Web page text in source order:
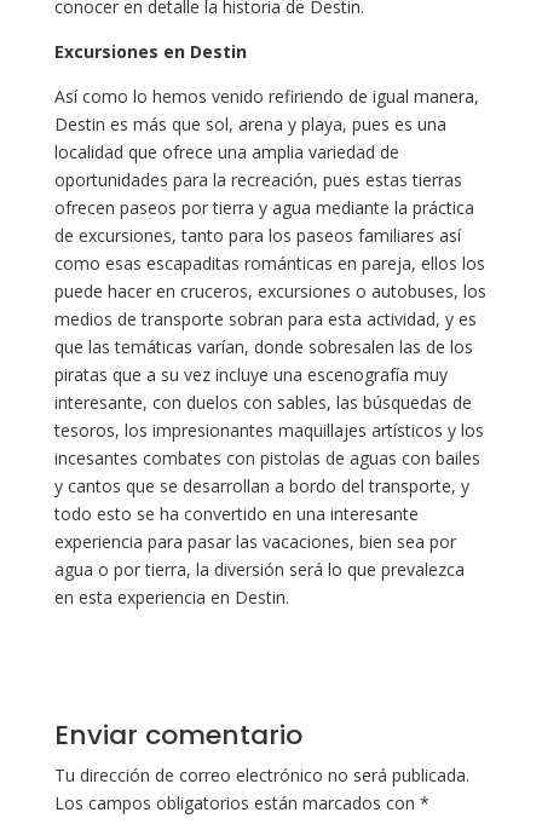
conocer en detalle la historia de Destin.
Excursiones en Destin
Así como lo hemos venido refiriendo de igual manera,
Destin es más que sol, arena y playa, pues es una
localidad que ofrece una amplia variedad de
oportunidades para la recreación, pues estas tierras
ofrecen paseos por tierra y agua mediante la práctica
de excursiones, tanto para los paseos familiares así
como esas escapaditas románticas en pareja, ellos los
puede hacer en cruceros, excursiones o autobuses, los
medios de transporte sobran para esta actividad, y es
que las temáticas varían, donde sobresalen las de los
piratas que a su vez incluye una escenografía muy
interesante, con duelos con sables, las búsquedas de
tesoros, los impresionantes maquillajes artísticos y los
incesantes combates con pistolas de aguas con bailes
y cantos que se desarrollan a bordo del transporte, y
todo esto se ha convertido en una interesante
experiencia para pasar las vacaciones, bien sea por
agua o por tierra, la diversión será lo que prevalezca
en esta experiencia en Destin.
Enviar comentario
Tu dirección de correo electrónico no será publicada.
Los campos obligatorios están marcados con *